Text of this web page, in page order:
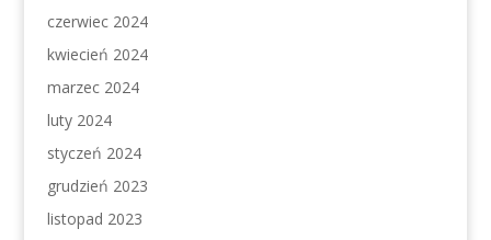
czerwiec 2024
kwiecień 2024
marzec 2024
luty 2024
styczeń 2024
grudzień 2023
listopad 2023